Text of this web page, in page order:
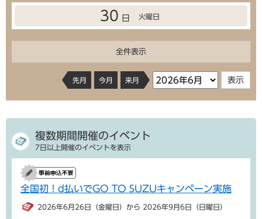
30 日 火曜日
全件表示
先月 今月 来月
複数期間開催のイベント
7日以上開催のイベントを表示
全国初！d払いでGO TO SUZUキャンペーン実施
2026年6月26日（金曜日）から 2026年9月6日（日曜日）